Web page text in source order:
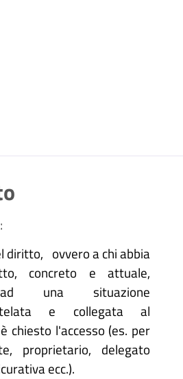
diritto, ovvero a chi abbia
concreto e attuale,
ad una situazione
e collegata al
chiesto l'accesso (es. per
proprietario, delegato
ecc.).